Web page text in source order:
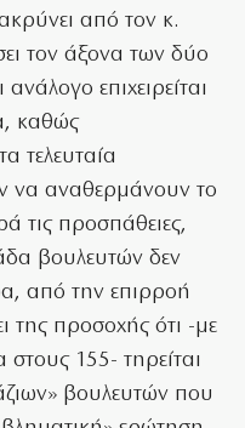
από τον κ.
τον άξονα των δύο
επιχειρείται
καθώς
τελευταία
να αναθερμάνουν το
τις προσπάθειες,
βουλευτών δεν
από την επιρροή
της προσοχής ότι -με
155- τηρείται
βουλευτών που